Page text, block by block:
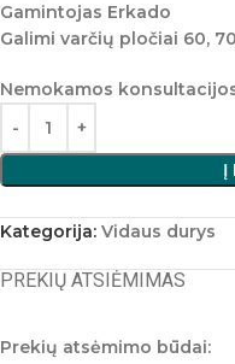
Gamintojas Erkado
Galimi varčių pločiai 60,
Nemokamos
Į
Kategorija: Vidaus durys
PREKIŲ ATSIĖMIMAS
Prekių atsėmimo būdai: